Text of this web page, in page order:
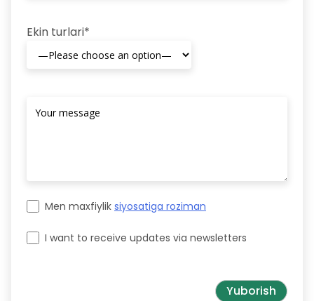
Ekin turlari*
Men maxfiylik siyosatiga roziman
I want to receive updates via newsletters